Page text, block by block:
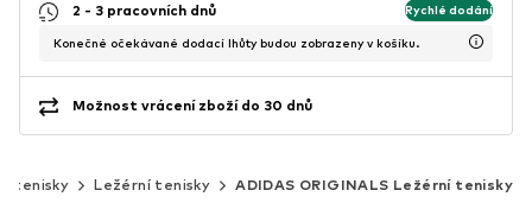
2 - 3 pracovních dnů Rychlé dodání
Konečné očekávané dodací lhůty budou zobrazeny v košíku.
Možnost vrácení zboží do 30 dnů
tenisky Ležérní tenisky ADIDAS ORIGINALS Ležérní tenisky